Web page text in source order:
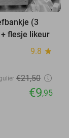
(3
flesje likeur
9.8 star
€21,50
€9,95